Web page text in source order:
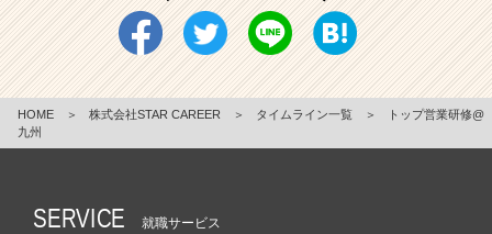
HOME ＞ 株式会社STAR CAREER ＞ タイムライン一覧 ＞
トップ営業研修@
九州
SERVICE 就職サービス